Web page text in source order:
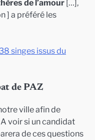
de l’amour […],
] a préféré les
singes issus du
de PAZ
ville afin de
A voir si un candidat
de ces questions